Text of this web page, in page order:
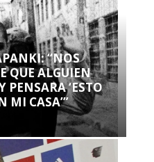
“NOS
QUE ALGUIEN
PENSARA ‘ESTO
MI CASA’”